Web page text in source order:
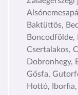
Baktüttös,
Boncodfölde,
Csertalakos,
Dobronhegy,
Gősfa,
Hottó, Iborfia,